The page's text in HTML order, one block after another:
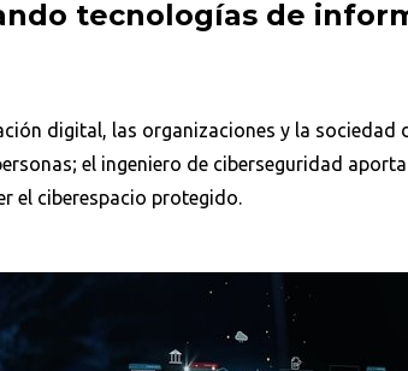
tecnologías de
digital, las organizaciones y la
el ingeniero de ciberseguridad
el ciberespacio protegido.